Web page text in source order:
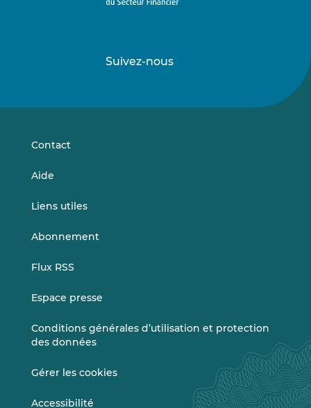
Suivez-nous
sursur
Contact
Aide
Liens utiles
Abonnement
Flux RSS
Espace presse
Conditions générales d’utilisation et protection
des données
Gérer les cookies
Accessibilité